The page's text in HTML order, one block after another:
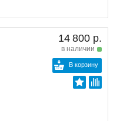
14 800 р.
в наличии
В корзину